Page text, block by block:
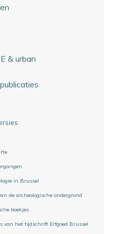
& urban
in Brussel
de archeologische ondergrond
boekjes
van het tijdschrift Erfgoed Brussel